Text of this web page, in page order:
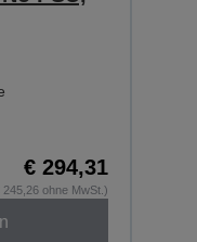
€ 294,31
245,26 ohne MwSt.)